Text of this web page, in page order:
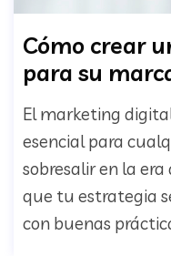
Cómo crear
para su
El marketing
esencial para
sobresalir en la
que tu estrategia
con buenas